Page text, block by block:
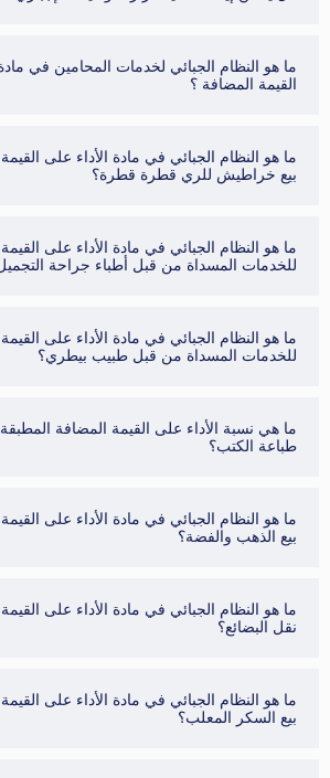
ما هو النظام الجبائي لخدمات المحامين في
القيمة المضافة ؟
ما هو النظام الجبائي في مادة الأداء على
بيع خراطيش للري قطرة قطرة؟
ما هو النظام الجبائي في مادة الأداء على
للخدمات المسداة من قبل أطباء جراحة
ما هو النظام الجبائي في مادة الأداء على
للخدمات المسداة من قبل طبيب بيطري؟
ما هي نسبة الأداء على القيمة المضافة
طباعة الكتب؟
ما هو النظام الجبائي في مادة الأداء على
بيع الذهب والفضة؟
ما هو النظام الجبائي في مادة الأداء على
نقل البضائع؟
ما هو النظام الجبائي في مادة الأداء على
بيع السكر المعلب؟